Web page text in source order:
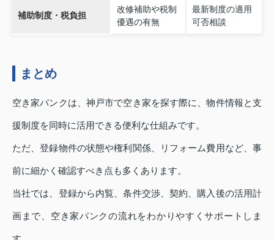
補助制度・税負担
改修補助や税制
優遇の有無
最新制度の適用
可否相談
まとめ
空き家バンクは、神戸市で空き家を探す際に、物件情報と支
援制度を同時に活用できる便利な仕組みです。
ただ、登録物件の状態や権利関係、リフォーム費用など、事
前に細かく確認すべき点も多くあります。
当社では、登録から内覧、条件交渉、契約、購入後の活用計
画まで、空き家バンクの流れをわかりやすくサポートしま